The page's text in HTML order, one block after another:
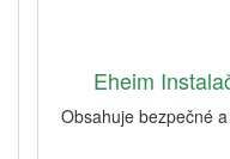
Eheim
Obsahuje bezpečné